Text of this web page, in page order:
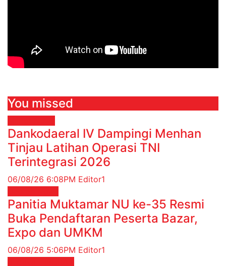
You missed
Dankodaeral IV Dampingi Menhan
Tinjau Latihan Operasi TNI
Terintegrasi 2026
06/08/26 6:08PM Editor1
Panitia Muktamar NU ke-35 Resmi
Buka Pendaftaran Peserta Bazar,
Expo dan UMKM
06/08/26 5:06PM Editor1